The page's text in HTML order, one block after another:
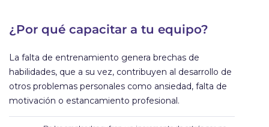
¿Por qué capacitar a tu equipo?
La falta de entrenamiento genera brechas de
habilidades, que a su vez, contribuyen al desarrollo de
otros problemas personales como ansiedad, falta de
motivación o estancamiento profesional.